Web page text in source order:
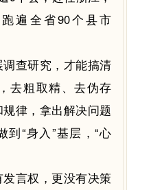
遍全省90个县市
查研究，才能搞清
去粗取精、去伪存
律，拿出解决问题
到“身入”基层，“心
言权，更没有决策